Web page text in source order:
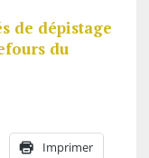
de dépistage
du
Imprimer